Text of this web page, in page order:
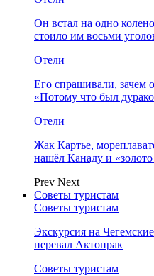
Он встал на одно
стоило им восьми
Отели
Его спрашивали, зачем
«Потому что был
Отели
Жак Картье,
нашёл Канаду и «золото
Prev Next
Советы туристам
Советы туристам
Экскурсия на
перевал Актопрак
Советы туристам